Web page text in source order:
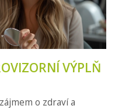
VÝPLŇ
o zdraví a